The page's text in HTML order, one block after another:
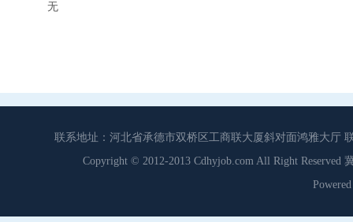
无
联系地址：河北省承德市双桥区工商联大厦斜对面鸿雅大厅
Copyright © 2012-2013 Cdhyjob.com All Right Reserved